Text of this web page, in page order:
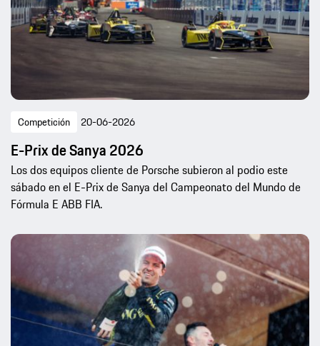
Competición 20-06-2026
E-Prix de Sanya 2026
Los dos equipos cliente de Porsche subieron al podio este
sábado en el E-Prix de Sanya del Campeonato del Mundo de
Fórmula E ABB FIA.